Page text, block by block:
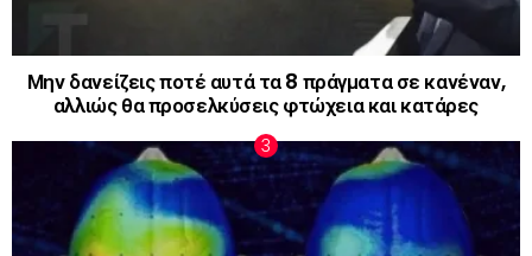
Μην δανείζεις ποτέ αυτά τα 8 πράγματα σε κανέναν,
αλλιώς θα προσελκύσεις φτώχεια και κατάρες